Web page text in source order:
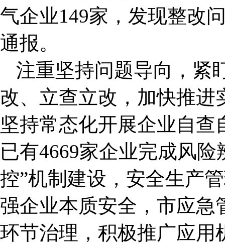
气企业149家，发现整改
通报。
注重坚持问题导向，紧
改、立查立改，加快推进
坚持常态化开展企业自
已有4669家企业完成风
控”机制建设，安全生产
强企业本质安全，市应急
环节治理，积极推广应用